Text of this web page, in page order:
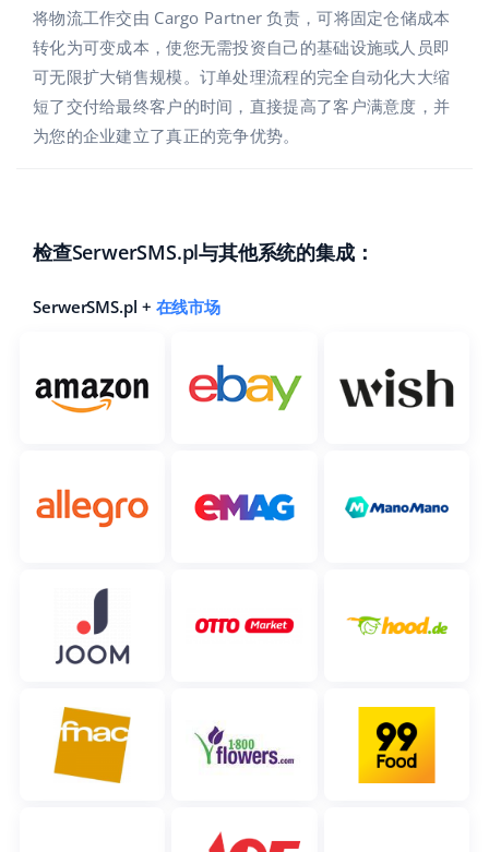
Italiano
polski
português (BR)
将物流工作交由 Cargo Partner 负责，可将固定仓储成本
转化为可变成本，使您无需投资自己的基础设施或人员即
可无限扩大销售规模。订单处理流程的完全自动化大大缩
短了交付给最终客户的时间，直接提高了客户满意度，并
为您的企业建立了真正的竞争优势。
检查SerwerSMS.pl与其他系统的集成：
SerwerSMS.pl + 在线市场